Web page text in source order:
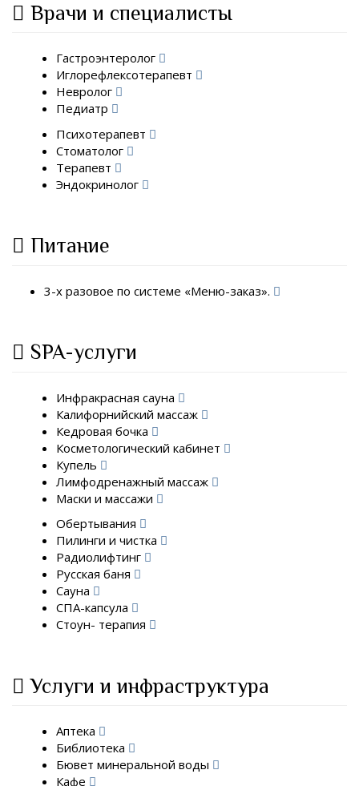
Врачи и специалисты
Гастроэнтеролог
Иглорефлексотерапевт
Невролог
Педиатр
Психотерапевт
Стоматолог
Терапевт
Эндокринолог
Питание
3-х разовое по системе «Меню-заказ».
SPA-услуги
Инфракрасная сауна
Калифорнийский массаж
Кедровая бочка
Косметологический кабинет
Купель
Лимфодренажный массаж
Маски и массажи
Обертывания
Пилинги и чистка
Радиолифтинг
Русская баня
Сауна
СПА-капсула
Стоун- терапия
Услуги и инфраструктура
Аптека
Библиотека
Бювет минеральной воды
Кафе